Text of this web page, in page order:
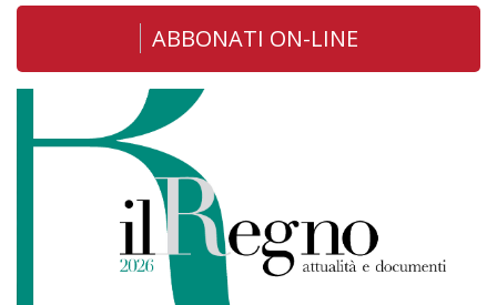
ABBONATI ON-LINE